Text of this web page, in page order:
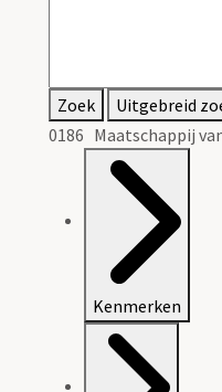
Zoek
Uitgebreid
0186 Maatschappij
Kenmerken